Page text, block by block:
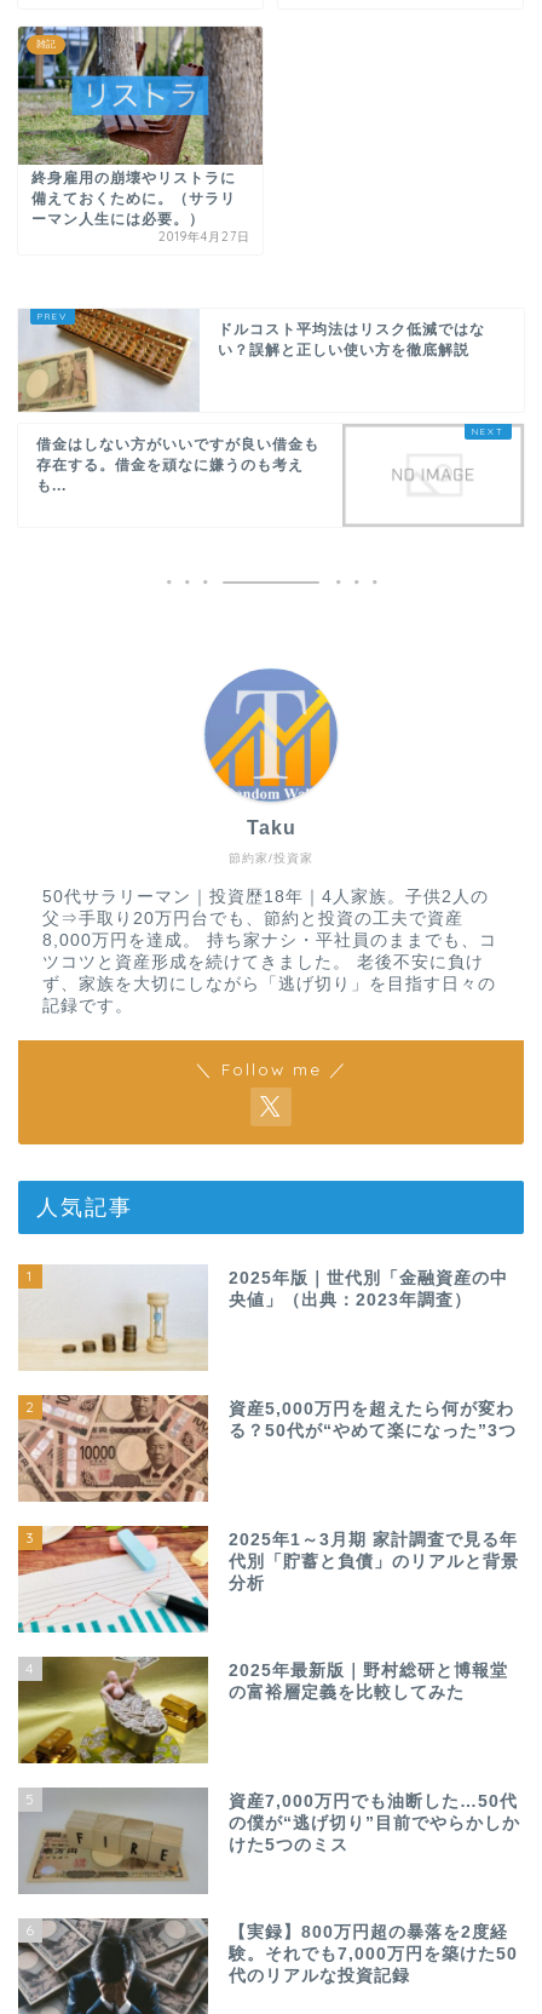
雑記
終身雇用の崩壊やリストラに
備えておくために。（サラリ
ーマン人生には必要。）
2019年4月27日
ドルコスト平均法はリスク低減ではな
い？誤解と正しい使い方を徹底解説
借金はしない方がいいですが良い借金も
存在する。借金を頑なに嫌うのも考え
も...
節約家/投資家
Taku
50代サラリーマン｜投資歴18年｜4人家族。子供2人の
父⇒手取り20万円台でも、節約と投資の工夫で資産
8,000万円を達成。 持ち家ナシ・平社員のままでも、コ
ツコツと資産形成を続けてきました。 老後不安に負け
ず、家族を大切にしながら「逃げ切り」を目指す日々の
記録です。
＼ Follow me ／
人気記事
1
2025年版｜世代別「金融資産の中
央値」（出典：2023年調査）
2
資産5,000万円を超えたら何が変わ
る？50代が“やめて楽になった”3つ
3
2025年1～3月期 家計調査で見る年
代別「貯蓄と負債」のリアルと背景
分析
4
2025年最新版｜野村総研と博報堂
の富裕層定義を比較してみた
5
資産7,000万円でも油断した…50代
の僕が“逃げ切り”目前でやらかしか
けた5つのミス
6
【実録】800万円超の暴落を2度経
験。それでも7,000万円を築けた50
代のリアルな投資記録